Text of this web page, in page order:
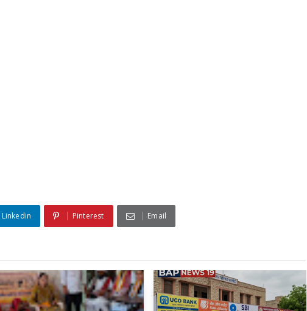
Linkedin Pinterest Email